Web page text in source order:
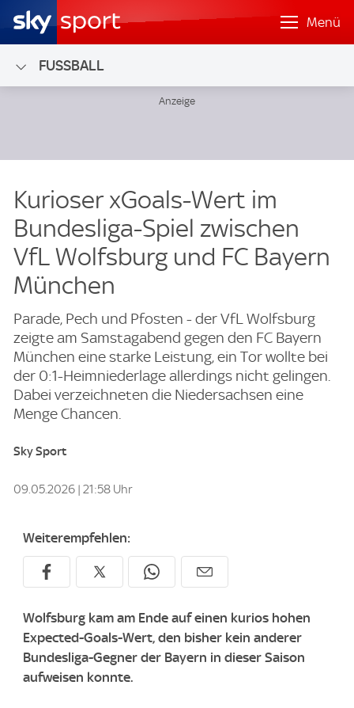
Menü
FUSSBALL
Kurioser xGoals-Wert im
Bundesliga-Spiel zwischen
VfL Wolfsburg und FC Bayern
München
Parade, Pech und Pfosten - der VfL Wolfsburg
zeigte am Samstagabend gegen den FC Bayern
München eine starke Leistung, ein Tor wollte bei
der 0:1-Heimniederlage allerdings nicht gelingen.
Dabei verzeichneten die Niedersachsen eine
Menge Chancen.
Sky Sport
09.05.2026 | 21:58 Uhr
Weiterempfehlen:
Wolfsburg kam am Ende auf einen kurios hohen
Expected-Goals-Wert, den bisher kein anderer
Bundesliga-Gegner der Bayern in dieser Saison
aufweisen konnte.